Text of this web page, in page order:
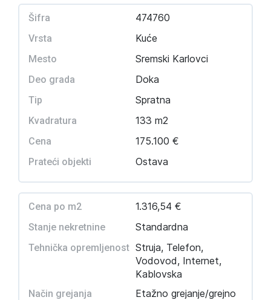
Šifra 474760
Vrsta Kuće
Mesto Sremski Karlovci
Deo grada Doka
Tip Spratna
Kvadratura 133 m2
Cena 175.100 €
Prateći objekti Ostava
Cena po m2 1.316,54 €
Stanje nekretnine Standardna
Tehnička opremljenost Struja, Telefon,
Vodovod, Internet,
Kablovska
Način grejanja
Etažno grejanje/grejno